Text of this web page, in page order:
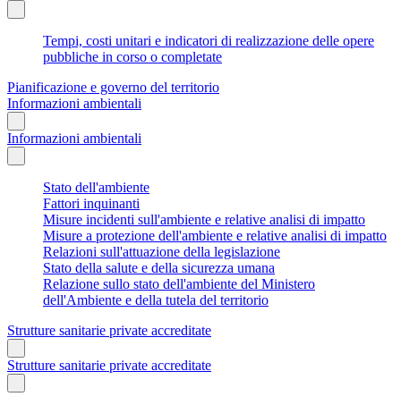
Tempi, costi unitari e indicatori di realizzazione delle opere
pubbliche in corso o completate
Pianificazione e governo del territorio
Informazioni ambientali
Informazioni ambientali
Stato dell'ambiente
Fattori inquinanti
Misure incidenti sull'ambiente e relative analisi di impatto
Misure a protezione dell'ambiente e relative analisi di impatto
Relazioni sull'attuazione della legislazione
Stato della salute e della sicurezza umana
Relazione sullo stato dell'ambiente del Ministero
dell'Ambiente e della tutela del territorio
Strutture sanitarie private accreditate
Strutture sanitarie private accreditate